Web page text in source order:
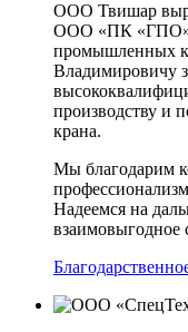
ООО Твишар
ООО «ПК «ГПО»
промышленных
Владимировичу
производству и
крана.
Мы благодарим
Надеемся на
взаимовыгодное